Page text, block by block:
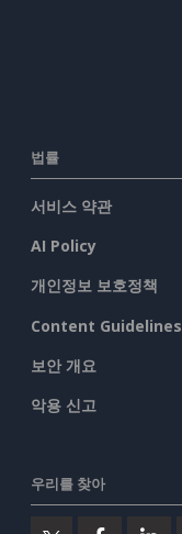
법률
서비스 약관
AI Policy
개인정보 보호정책
Content Guidelines
보안 개요
악용 신고
우리를 찾아